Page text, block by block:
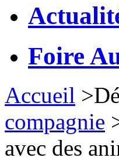
Foire
Accueil >
compagnie
avec des